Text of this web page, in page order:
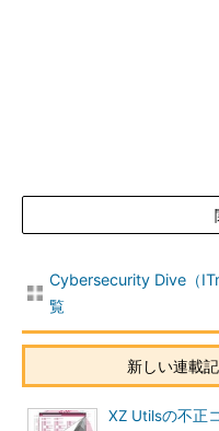
Cybersecurity Dive（
覧
新しい連載
XZ Utilsの不正